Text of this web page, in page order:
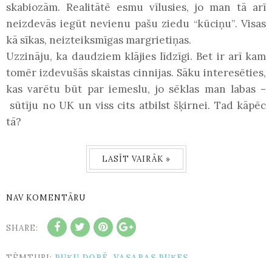
skabiozām. Realitātē esmu vīlusies, jo man tā arī
neizdevās iegūt nevienu pašu ziedu “kūciņu”. Visas
kā sīkas, neizteiksmīgas margrietiņas.
Uzzināju, ka daudziem klājies līdzīgi. Bet ir arī kam
tomēr izdevušās skaistas cinnijas. Sāku interesēties,
kas varētu būt par iemeslu, jo sēklas man labas –
sūtīju no UK un viss cits atbilst šķirnei. Tad kāpēc
tā?
LASĪT VAIRĀK »
NAV KOMENTĀRU
SHARE: